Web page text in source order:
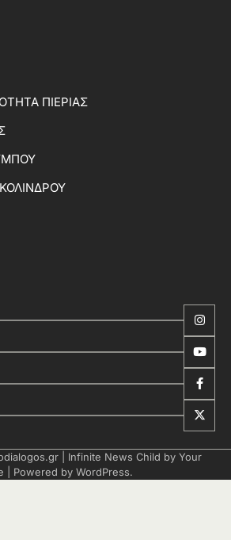
ΠΙΕΡΙΑΣ
| Infinite News Child by Your
| Powered by WordPress.